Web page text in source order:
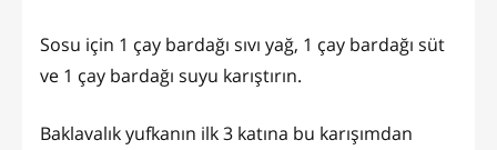
Sosu için 1 çay bardağı sıvı yağ, 1 çay bardağı süt
ve 1 çay bardağı suyu karıştırın.
Baklavalık yufkanın ilk 3 katına bu karışımdan